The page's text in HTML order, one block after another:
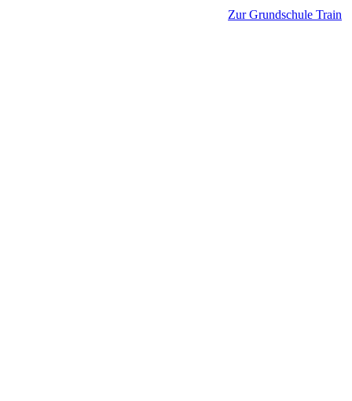
Zur Grundschule Train